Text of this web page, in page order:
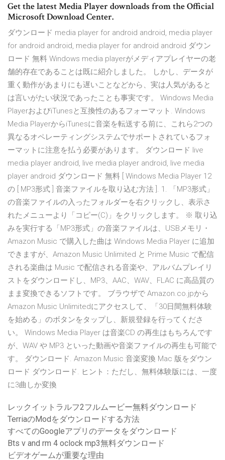
Get the latest Media Player downloads from the Official
Microsoft Download Center.
ダウンロード media player for android android, media player
for android android, media player for android android ダウン
ロード 無料 Windows media playerがメディアプレイヤーの老
舗的存在であることは既に紹介しました。 しかし、データが
重く動作があまりにも遅いことなどから、実は人気があると
は言いがたい状況であったことも事実です。 Windows Media
PlayerおよびiTunesと互換性のあるフォーマット. Windows
Media PlayerからiTunesに音楽を転送する前に、これら2つの
異なるオペレーティングシステムでサポートされているフォ
ーマットに注意を払う必要があります。 ダウンロード live
media player android, live media player android, live media
player android ダウンロード 無料 [ Windows Media Player 12
の [ MP3形式 ] 音楽ファイルを取り込む方法 ]. 1. 「MP3形式」
の音楽ファイルの入ったフォルダーを右クリックし、表示さ
れたメニューより「コピー(C)」をクリックします。 ※ 取り込
みを実行する「MP3形式」の音楽ファイルは、USBメモリ・
Amazon Music で購入した曲は Windows Media Player に追加
できますが、Amazon Music Unlimited と Prime Music で配信
される楽曲は Music で配信される音楽や、アルバムプレイリ
ストをダウンロードし、MP3、AAC、WAV、FLAC に高品質の
まま変換できるソフトです。 ブラウザで Amazon.co.jpから
Amazon Music Unlimitedにアクセスして、「30日間無料体験
を始める」のボタンをタップし、新規登録を行ってくださ
い。 Windows Media Player は音楽CD の再生はもちろんです
が、WAV や MP3 といった動画や音楽ファイルの再生も可能で
す。 ダウンロード. Amazon Music 音楽変換 Mac 版をダウン
ロード ダウンロード. ヒント：ただし、無料体験版には、一度
に3曲しか変換
レックイットラルフ2フルムービー無料ダウンロード
TerriaのModをダウンロードする方法
すべてのGoogleアプリのデータをダウンロード
Bts v and rm 4 oclock mp3無料ダウンロード
ビデオゲームが重要な理由